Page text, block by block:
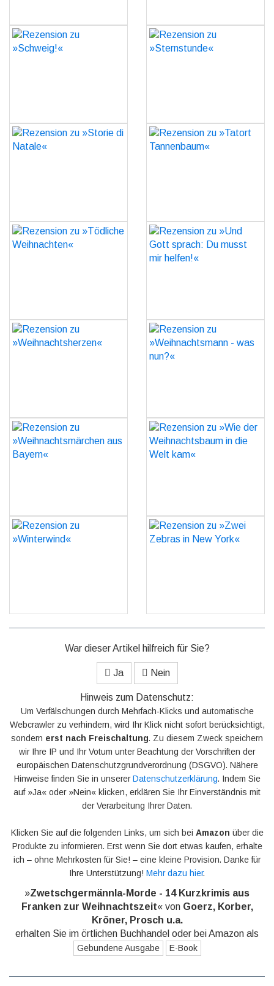
Rezension zu »Schweig!«
Rezension zu
»Sternstunde«
Rezension zu »Storie di
Rezension zu »Tatort
Tannenbaum«
Rezension zu »Tödliche
Weihnachten«
Rezension zu »Und Gott
sprach: Du musst mir
helfen!«
Rezension zu
»Weihnachtsherzen«
Rezension zu
»Weihnachtsmann - was
Rezension zu
»Weihnachtsmärchen aus
Rezension zu »Wie der
Weihnachtsbaum in die
Welt kam«
Rezension zu
»Winterwind«
Rezension zu »Zwei
Zebras in New York«
War dieser Artikel hilfreich für Sie?
Ja Nein
Hinweis zum Datenschutz:
Um Verfälschungen durch Mehrfach-Klicks und automatische
Webcrawler zu verhindern, wird Ihr Klick nicht sofort berücksichtigt,
sondern erst nach Freischaltung. Zu diesem Zweck speichern
wir Ihre IP und Ihr Votum unter Beachtung der Vorschriften der
europäischen Datenschutzgrundverordnung (DSGVO). Nähere
Hinweise finden Sie in unsererDatenschutzerklärung. Indem Sie
auf »Ja« oder »Nein« klicken, erklären Sie Ihr Einverständnis mit
der Verarbeitung Ihrer Daten.
Klicken Sie auf die folgenden Links, um sich bei Amazon über die
Produkte zu informieren. Erst wenn Sie dort etwas kaufen, erhalte
ich – ohne Mehrkosten für Sie! – eine kleine Provision. Danke für
Ihre Unterstützung! Mehr dazu hier.
»Zwetschgermännla-Morde - 14 Kurzkrimis aus
Franken zur Weihnachtszeit« von Goerz, Korber,
Kröner, Prosch u.a.
erhalten Sie im örtlichen Buchhandel oder bei Amazon als
Gebundene Ausgabe E-Book